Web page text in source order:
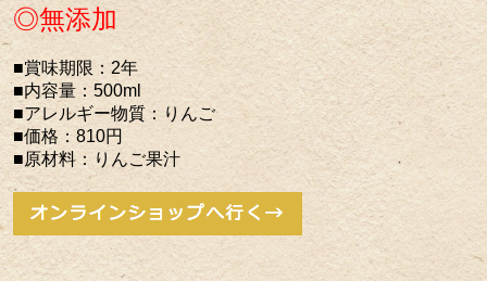
◎無添加
■賞味期限：2年
■内容量：500ml
■アレルギー物質：りんご
■価格：810円
■原材料：りんご果汁